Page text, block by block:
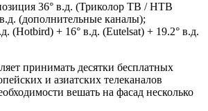
36° в.д. (Триколор ТВ / НТВ
(дополнительные каналы);
(Hotbird) + 16° в.д. (Eutelsat) + 19.2° в.д.
принимать десятки бесплатных
и азиатских телеканалов
вешать на фасад несколько